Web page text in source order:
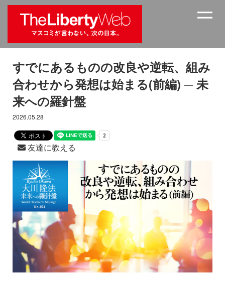
すでにあるものの改良や逆転、組み
合わせから発想は始まる(前編) ─ 未
来への羅針盤
2026.05.28
友達に教える